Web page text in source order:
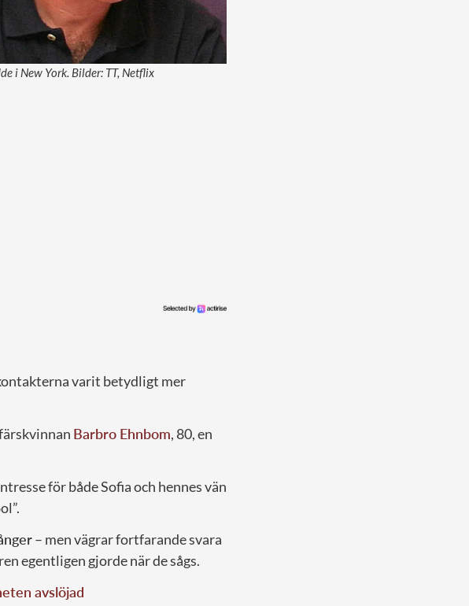
i New York. Bilder: TT, Netflix
varit betydligt mer
Barbro Ehnbom, 80, en
för både Sofia och hennes vän
– men vägrar fortfarande svara
egentligen gjorde när de sågs.
avslöjad